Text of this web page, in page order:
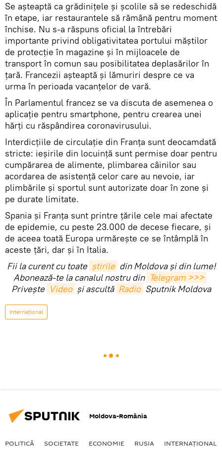
Se aşteaptă ca grădiniţele şi şcolile să se redeschidă
în etape, iar restaurantele să rămână pentru moment
închise. Nu s-a răspuns oficial la întrebări
importante privind obligativitatea portului măştilor
de protecţie în magazine şi în mijloacele de
transport în comun sau posibilitatea deplasărilor în
ţară. Francezii aşteaptă şi lămuriri despre ce va
urma în perioada vacanţelor de vară.
În Parlamentul francez se va discuta de asemenea o
aplicaţie pentru smartphone, pentru crearea unei
hărţi cu răspândirea coronavirusului.
Interdicţiile de circulaţie din Franţa sunt deocamdată
stricte: ieşirile din locuinţă sunt permise doar pentru
cumpărarea de alimente, plimbarea câinilor sau
acordarea de asistenţă celor care au nevoie, iar
plimbările şi sportul sunt autorizate doar în zone şi
pe durate limitate.
Spania şi Franţa sunt printre ţările cele mai afectate
de epidemie, cu peste 23.000 de decese fiecare, și
de aceea toată Europa urmărește ce se întâmplă în
aceste țări, dar și în Italia.
Fii la curent cu toate știrile din Moldova și din lume!
Abonează-te la canalul nostru din Telegram >>>
Privește Video și ascultă Radio Sputnik Moldova
Internaţional
Moldova-România
POLITICĂ SOCIETATE ECONOMIE RUSIA INTERNAŢIONAL